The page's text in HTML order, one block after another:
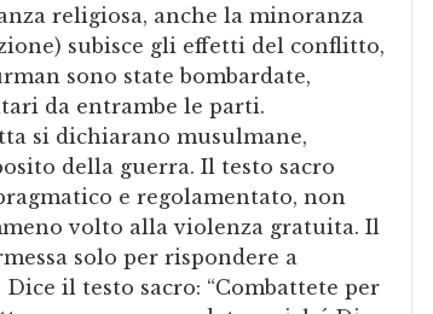
religiosa, anche la minoranza
subisce gli effetti del conflitto,
sono state bombardate,
da entrambe le parti.
si dichiarano musulmane,
della guerra. Il testo sacro
e regolamentato, non
volto alla violenza gratuita. Il
solo per rispondere a
Dice il testo sacro: “Combattete per